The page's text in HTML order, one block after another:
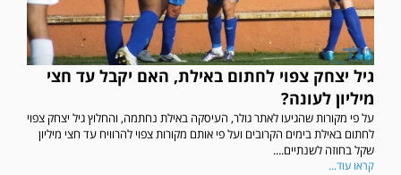
גיל יצחק צפוי לחתום באילת, האם יקבל עד חצי
מיליון לעונה?
על פי מקורות שהגיעו לאתר גולר, העיסקה באילת נחתמה, והחלוץ גיל יצחק צפוי
לחתום באילת בימים הקרובים ועל פי אותם מקורות צפוי להרוויח עד חצי מיליון
שקל בחוזה לשנתיים....
קראו עוד...